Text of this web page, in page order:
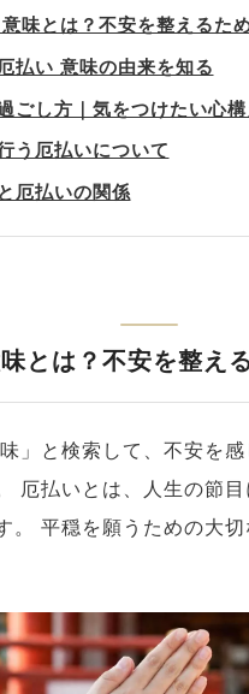
味とは？不安を整えるた
払い 意味の由来を知る
ごし方｜気をつけたい心構
う厄払いについて
厄払いの関係
とは？不安を整え
味」と検索して、不安を
厄払いとは、人生の節
。
平穏を願うための大